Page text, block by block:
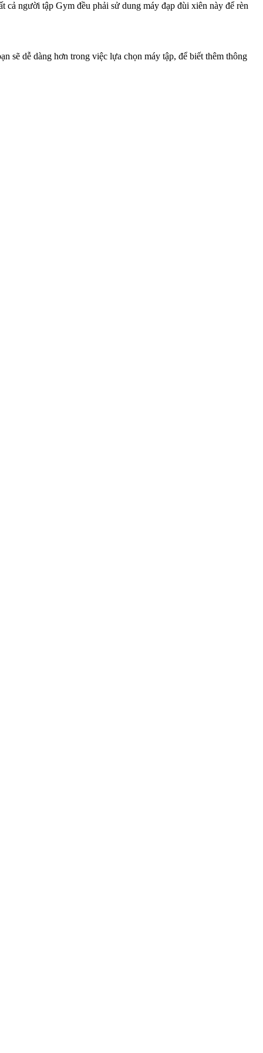
người tập Gym đều phải sử dung máy đạp đùi xiên này để rèn
sẽ dễ dàng hơn trong việc lựa chọn máy tập, để biết thêm thông